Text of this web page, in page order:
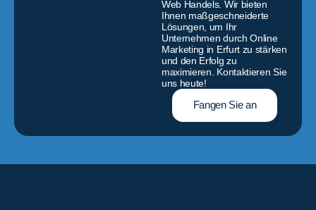
Web Handels. Wir bieten
Ihnen maßgeschneiderte
Lösungen, um Ihr
Unternehmen durch Online
Marketing in Erfurt zu stärken
und den Erfolg zu
maximieren. Kontaktieren Sie
uns heute!
Fangen Sie an